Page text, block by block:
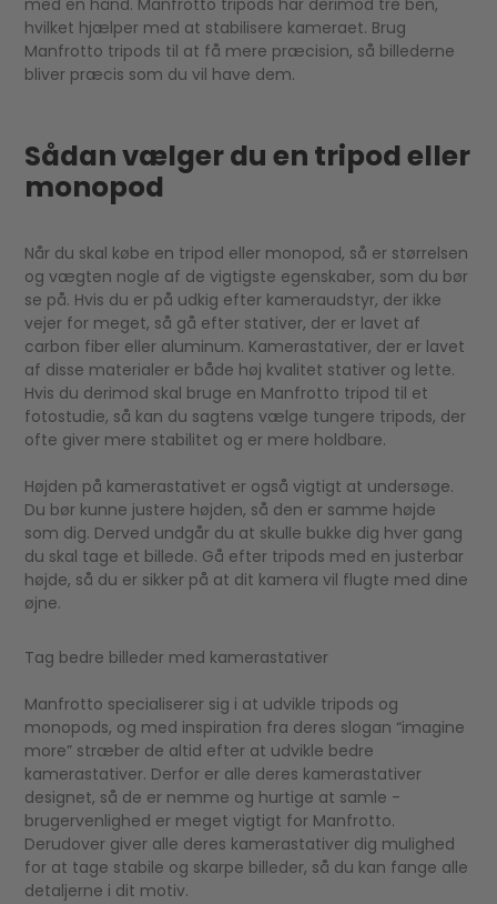
med en hånd. Manfrotto tripods har derimod tre ben,
hvilket hjælper med at stabilisere kameraet. Brug
Manfrotto tripods til at få mere præcision, så billederne
bliver præcis som du vil have dem.
Sådan vælger du en tripod eller
monopod
Når du skal købe en tripod eller monopod, så er størrelsen
og vægten nogle af de vigtigste egenskaber, som du bør
se på. Hvis du er på udkig efter kameraudstyr, der ikke
vejer for meget, så gå efter stativer, der er lavet af
carbon fiber eller aluminum. Kamerastativer, der er lavet
af disse materialer er både høj kvalitet stativer og lette.
Hvis du derimod skal bruge en Manfrotto tripod til et
fotostudie, så kan du sagtens vælge tungere tripods, der
ofte giver mere stabilitet og er mere holdbare.
Højden på kamerastativet er også vigtigt at undersøge.
Du bør kunne justere højden, så den er samme højde
som dig. Derved undgår du at skulle bukke dig hver gang
du skal tage et billede. Gå efter tripods med en justerbar
højde, så du er sikker på at dit kamera vil flugte med dine
øjne.
Tag bedre billeder med kamerastativer
Manfrotto specialiserer sig i at udvikle tripods og
monopods, og med inspiration fra deres slogan “imagine
more” stræber de altid efter at udvikle bedre
kamerastativer. Derfor er alle deres kamerastativer
designet, så de er nemme og hurtige at samle -
brugervenlighed er meget vigtigt for Manfrotto.
Derudover giver alle deres kamerastativer dig mulighed
for at tage stabile og skarpe billeder, så du kan fange alle
detaljerne i dit motiv.